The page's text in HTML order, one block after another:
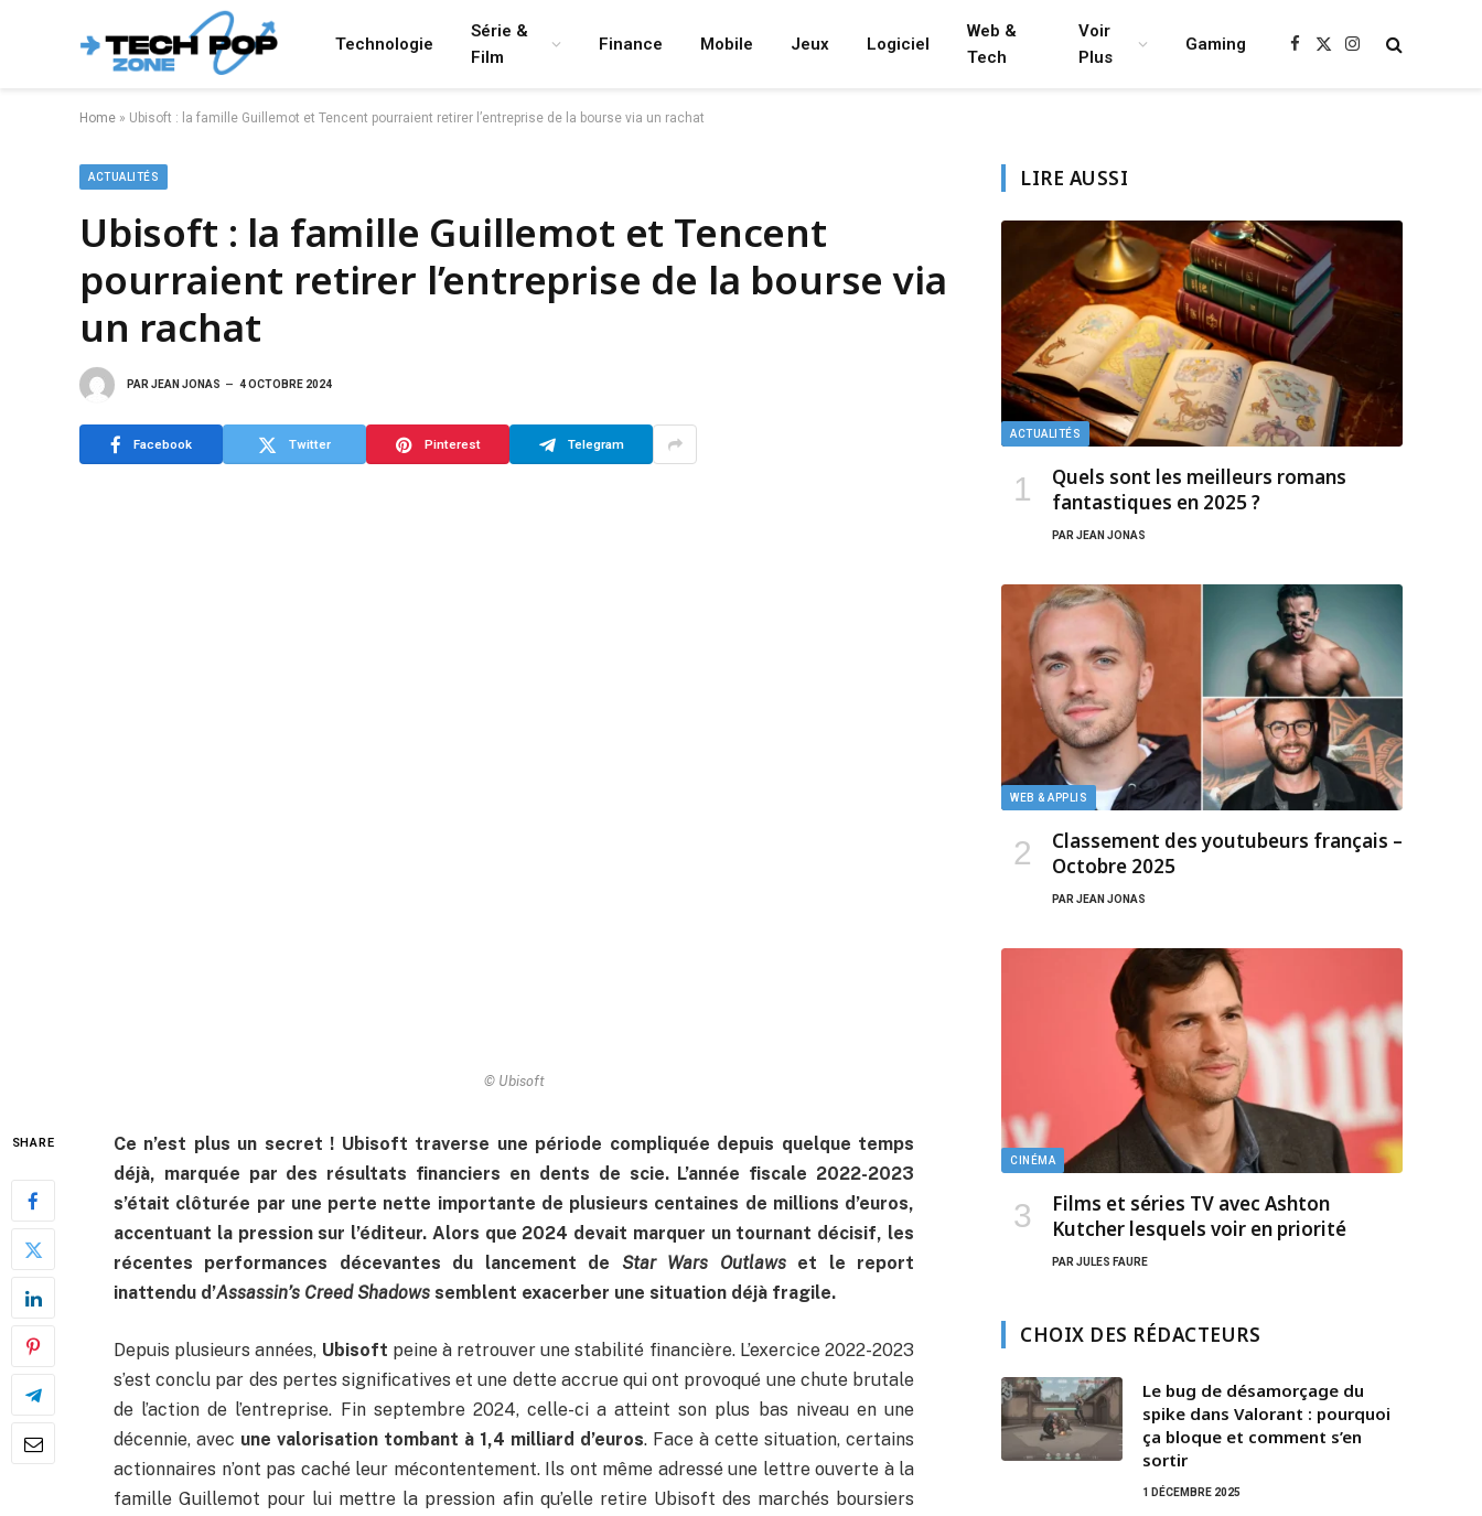
Technologie
Série &
Film
Finance Mobile Jeux Logiciel
Web &
Tech
Voir
Plus
Gaming Facebook
X
Instagram
Home » Ubisoft : la famille Guillemot et Tencent pourraient retirer l’entreprise de la bourse via un rachat
ACTUALITÉS
Ubisoft : la famille Guillemot et Tencent
pourraient retirer l’entreprise de la bourse via
un rachat
PAR JEAN JONAS 4 OCTOBRE 2024
Facebook Twitter Pinterest Telegram
© Ubisoft
SHARE
Ce n’est plus un secret ! Ubisoft traverse une période compliquée depuis quelque temps
déjà, marquée par des résultats financiers en dents de scie. L’année fiscale 2022-2023
s’était clôturée par une perte nette importante de plusieurs centaines de millions d’euros,
accentuant la pression sur l’éditeur. Alors que 2024 devait marquer un tournant décisif, les
récentes performances décevantes du lancement de Star Wars Outlawset le report
inattendu d’Assassin’s Creed Shadows semblent exacerber une situation déjà fragile.
Depuis plusieurs années, Ubisoft peine à retrouver une stabilité financière. L’exercice 2022-2023
s’est conclu par des pertes significatives et une dette accrue qui ont provoqué une chute brutale
de l’action de l’entreprise. Fin septembre 2024, celle-ci a atteint son plus bas niveau en une
décennie, avec une valorisation tombant à 1,4 milliard d’euros. Face à cette situation, certains
actionnaires n’ont pas caché leur mécontentement. Ils ont même adressé une lettre ouverte à la
famille Guillemot pour lui mettre la pression afin qu’elle retire Ubisoft des marchés boursiers
LIRE AUSSI
ACTUALITÉS
Quels sont les meilleurs romans
fantastiques en 2025 ?
PAR JEAN JONAS
WEB & APPLIS
Classement des youtubeurs français –
Octobre 2025
PAR JEAN JONAS
CINÉMA
Films et séries TV avec Ashton
Kutcher lesquels voir en priorité
PARJULES FAURE
CHOIX DES RÉDACTEURS
Le bug de désamorçage du
spike dans Valorant : pourquoi
ça bloque et comment s’en
sortir
1 DÉCEMBRE 2025